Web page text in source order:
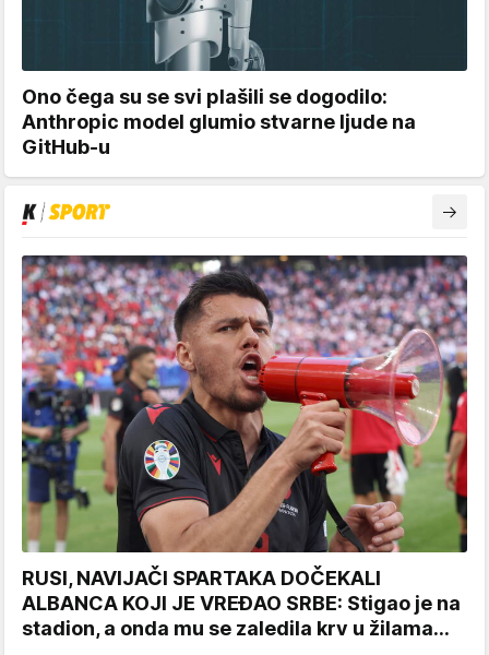
Ono čega su se svi plašili se dogodilo:
Anthropic model glumio stvarne ljude na
GitHub-u
RUSI, NAVIJAČI SPARTAKA DOČEKALI
ALBANCA KOJI JE VREĐAO SRBE: Stigao je na
stadion, a onda mu se zaledila krv u žilama...